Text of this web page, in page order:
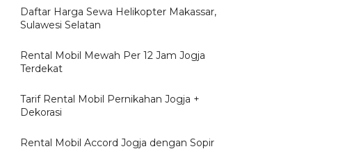
Daftar Harga Sewa Helikopter Makassar,
Sulawesi Selatan
Rental Mobil Mewah Per 12 Jam Jogja
Terdekat
Tarif Rental Mobil Pernikahan Jogja +
Dekorasi
Rental Mobil Accord Jogja dengan Sopir